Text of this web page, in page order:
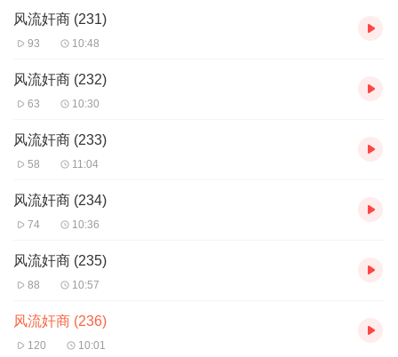
风流奸商 (231)
93 10:48
风流奸商 (232)
63 10:30
风流奸商 (233)
58 11:04
风流奸商 (234)
74 10:36
风流奸商 (235)
88 10:57
风流奸商 (236)
120 10:01